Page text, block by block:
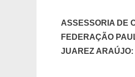
ASSESSORIA DE
FEDERAÇÃO
JUAREZ ARAÚJO: